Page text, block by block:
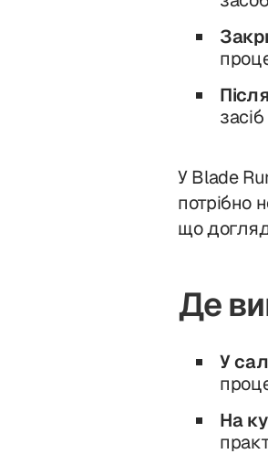
У Blade
потрібно
що
Де
У
На